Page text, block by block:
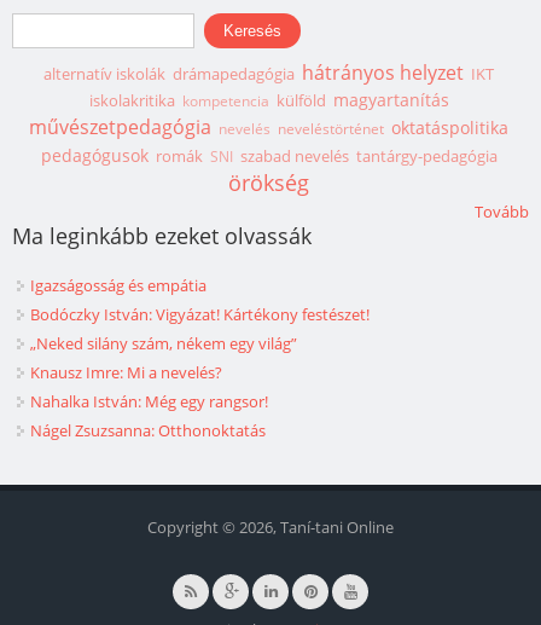
Keresés űrlap
Keresés
alternatív iskolák drámapedagógia hátrányos helyzet IKT
iskolakritika kompetencia külföld magyartanítás
művészetpedagógia nevelés neveléstörténet oktatáspolitika
pedagógusok romák SNI szabad nevelés tantárgy-pedagógia
örökség
Tovább
Ma leginkább ezeket olvassák
Igazságosság és empátia
Bodóczky István: Vigyázat! Kártékony festészet!
„Neked silány szám, nékem egy világ”
Knausz Imre: Mi a nevelés?
Nahalka István: Még egy rangsor!
Nágel Zsuzsanna: Otthonoktatás
Copyright © 2026, Taní-tani Online